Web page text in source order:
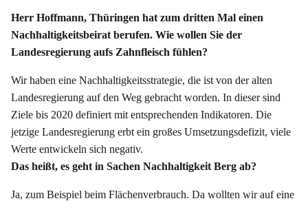
Herr Hoffmann, Thüringen hat zum dritten Mal einen
Nachhaltigkeitsbeirat berufen. Wie wollen Sie der
Landesregierung aufs Zahnfleisch fühlen?
Wir haben eine Nachhaltigkeitsstrategie, die ist von der alten
Landesregierung auf den Weg gebracht worden. In dieser sind
Ziele bis 2020 definiert mit entsprechenden Indikatoren. Die
jetzige Landesregierung erbt ein großes Umsetzungsdefizit, viele
Werte entwickeln sich negativ.
Das heißt, es geht in Sachen Nachhaltigkeit Berg ab?
Ja, zum Beispiel beim Flächenverbrauch. Da wollten wir auf eine